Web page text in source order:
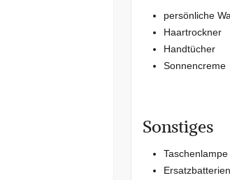
persönliche
Haartrockner
Handtücher
Sonnencreme
Sonstiges
Taschenlampe